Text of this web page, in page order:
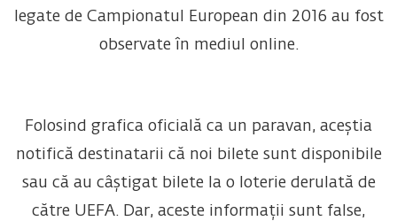
legate de Campionatul European din 2016 au fost
observate în mediul online.
Folosind grafica oficială ca un paravan, aceștia
notifică destinatarii că noi bilete sunt disponibile
sau că au câștigat bilete la o loterie derulată de
către UEFA. Dar, aceste informații sunt false,